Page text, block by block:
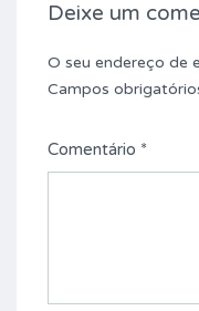
Deixe um
O seu endereço de
Campos
Comentário *